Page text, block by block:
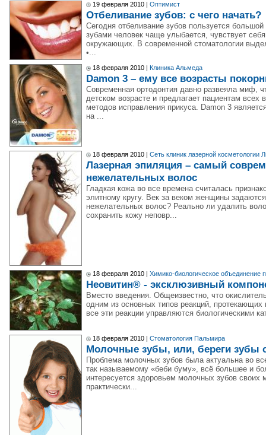
19 февраля 2010 | Оптимист
Отбеливание зубов: с чего начать?
Сегодня отбеливание зубов пользуется
зубами человек чаще улыбается, чувствует
окружающих. В современной стоматологии
•...
18 февраля 2010 | Клиника Альмеда
Damon 3 – ему все возрасты
Современная ортодонтия давно развеяла миф,
детском возрасте и предлагает пациентам
методов исправления прикуса. Damon 3
на ...
18 февраля 2010 | Сеть клиник лазерной косметологии
Лазерная эпиляция – самый
нежелательных волос
Гладкая кожа во все времена считалась
элитному кругу. Век за веком женщины
нежелательных волос? Реально ли удалить
сохранить кожу неповр...
18 февраля 2010 | Химико-биологическое объединение
Неовитин® - эксклюзивный
Вместо введения. Общеизвестно, что
одним из основных типов реакций,
все эти реакции управляются биологическими
18 февраля 2010 | Стоматология Пальмира
Молочные зубы, или, береги зубы
Проблема молочных зубов была актуальна во
так называемому «беби буму», всё большее и
интересуется здоровьем молочных зубов
практически...